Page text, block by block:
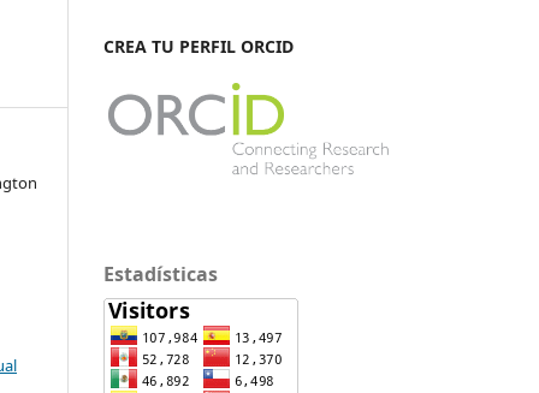
CREA TU PERFIL ORCID
Estadísticas